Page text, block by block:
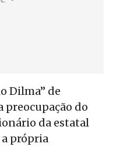
Dilma” de
preocupação do
da estatal
própria